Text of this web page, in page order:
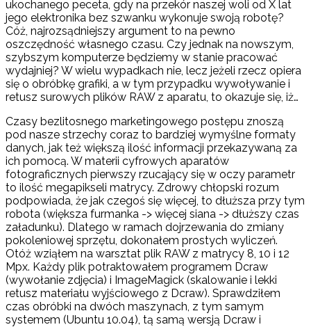
ukochanego peceta, gdy na przekór naszej woli od X lat
jego elektronika bez szwanku wykonuje swoją robotę?
Cóż, najrozsądniejszy argument to na pewno
oszczędność własnego czasu. Czy jednak na nowszym,
szybszym komputerze będziemy w stanie pracować
wydajniej? W wielu wypadkach nie, lecz jeżeli rzecz opiera
się o obróbkę grafiki, a w tym przypadku wywoływanie i
retusz surowych plików RAW z aparatu, to okazuje się, iż…
Czasy bezlitosnego marketingowego postępu znoszą
pod nasze strzechy coraz to bardziej wymyślne formaty
danych, jak też większą ilość informacji przekazywaną za
ich pomocą. W materii cyfrowych aparatów
fotograficznych pierwszy rzucający się w oczy parametr
to ilość megapikseli matrycy. Zdrowy chłopski rozum
podpowiada, że jak czegoś się więcej, to dłuższa przy tym
robota (większa furmanka -> więcej siana -> dłuższy czas
załadunku). Dlatego w ramach dojrzewania do zmiany
pokoleniowej sprzętu, dokonałem prostych wyliczeń.
Otóż wziąłem na warsztat plik RAW z matrycy 8, 10 i 12
Mpx. Każdy plik potraktowałem programem Dcraw
(wywołanie zdjęcia) i ImageMagick (skalowanie i lekki
retusz materiału wyjściowego z Dcraw). Sprawdziłem
czas obróbki na dwóch maszynach, z tym samym
systemem (Ubuntu 10.04), tą samą wersją Dcraw i